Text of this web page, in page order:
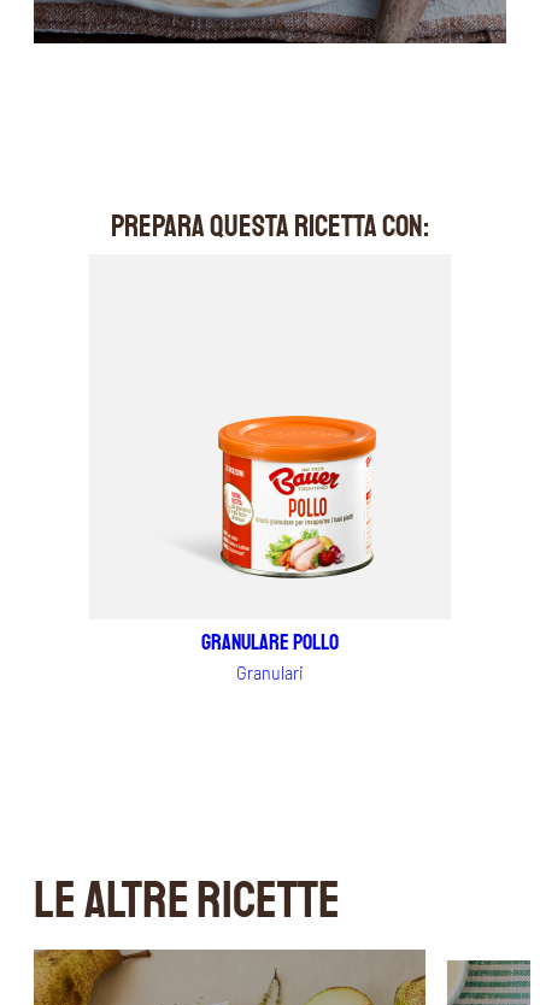
PREPARA QUESTA RICETTA CON:
Granulare Pollo
Granulari
LE ALTRE RICETTE